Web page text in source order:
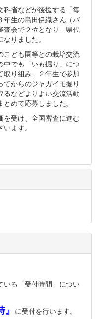
省などが後援する「毎
年生の島田伊織さん（バ
査会で２位となり、県代
りました。
ども園等との栽培交流
中でも「いも掘り」につ
取り組み、２年生で参加
てからのジャガイモ掘り
るなどよりよい交流活動
めて応募しました。
受け、全国審査に進む
ます。
いる「受付時間」につい
に受付を行います。